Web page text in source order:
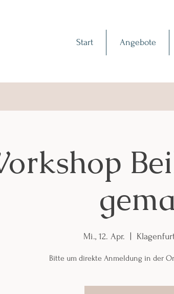
Start Angebote
Mi., 12. Apr.
Bitte um direkte Anmeldung in der